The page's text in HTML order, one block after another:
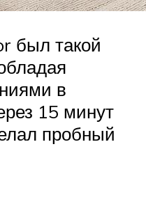
был такой
в
15 минут
пробный